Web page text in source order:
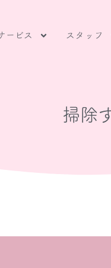
ービス スタッフ
掃除